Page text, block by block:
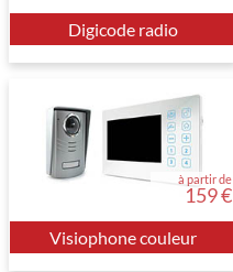
Digicode radio
à partir de
159 €
Visiophone couleur